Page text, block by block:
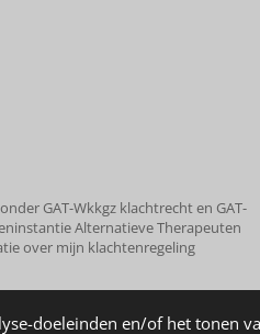
doeleinden en/of het tonen
GAT-Wkkgz klachtrecht en GAT-
Alternatieve Therapeuten
over mijn klachtenregeling